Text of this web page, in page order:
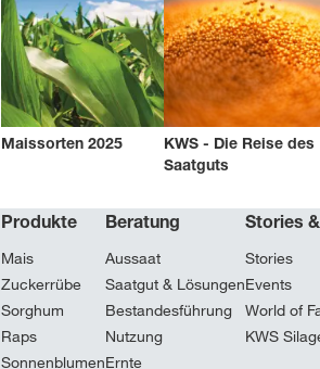
Maissorten 2025
KWS - Die Reise des
Saatguts
Produkte
Mais
Zuckerrübe
Sorghum
Raps
Sonnenblumen
Beratung
Aussaat
Saatgut & Lösungen
Bestandesführung
Nutzung
Ernte
Stories
Stories
Events
World of
KWS